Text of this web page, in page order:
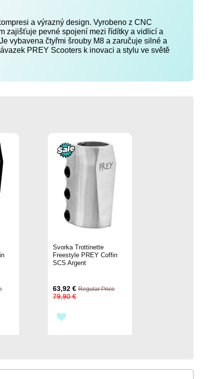
a výrazný design. Vyrobeno z CNC
zajišťuje pevné spojení mezi řídítky a vidlicí a
vybavena čtyřmi šrouby M8 a zaručuje silné a
PREY Scooters k inovaci a stylu ve světě
Svorka Trottinette
Freestyle PREY Coffin
SCS Argent
Special
Price
63,92 € Regular Price
79,90 €